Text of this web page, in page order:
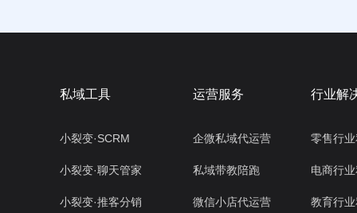
私域工具
小裂变·SCRM
小裂变·聊天管家
小裂变·推客分销
运营服务
企微私域代运营
私域带教陪跑
微信小店代运营
行业解
零售行
电商行
教育行